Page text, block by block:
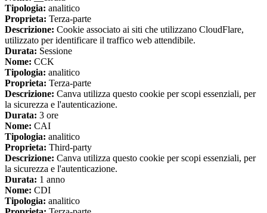
Tipologia: analitico
Proprieta: Terza-parte
Descrizione: Cookie associato ai siti che utilizzano CloudFlare,
utilizzato per identificare il traffico web attendibile.
Durata: Sessione
Nome: CCK
Tipologia: analitico
Proprieta: Terza-parte
Descrizione: Canva utilizza questo cookie per scopi essenziali, per
la sicurezza e l'autenticazione.
Durata: 3 ore
Nome: CAI
Tipologia: analitico
Proprieta: Third-party
Descrizione: Canva utilizza questo cookie per scopi essenziali, per
la sicurezza e l'autenticazione.
Durata: 1 anno
Nome: CDI
Tipologia: analitico